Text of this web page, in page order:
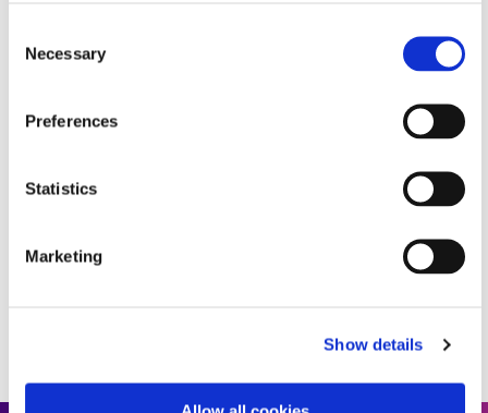
Selection
Necessary
Preferences
Statistics
Marketing
Show details
(Europa|ES)
ahorro de costos, selección del material adecuado, diseño de
procesos, configuración de dispensación, curado, inspección,
COMPREHENSIVE GUIDE